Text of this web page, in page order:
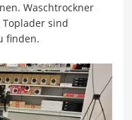
Waschtrockner
sind
finden.